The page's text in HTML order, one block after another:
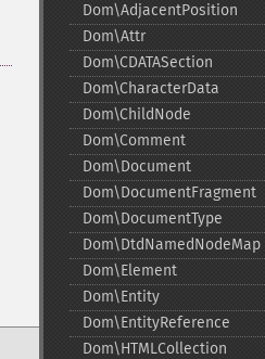
Dom\AdjacentPosition
Dom\Attr
Dom\CDATASection
Dom\CharacterData
Dom\ChildNode
Dom\Comment
Dom\Document
Dom\DocumentFragment
Dom\DocumentType
Dom\DtdNamedNodeMap
Dom\Element
Dom\Entity
Dom\EntityReference
Dom\HTMLCollection